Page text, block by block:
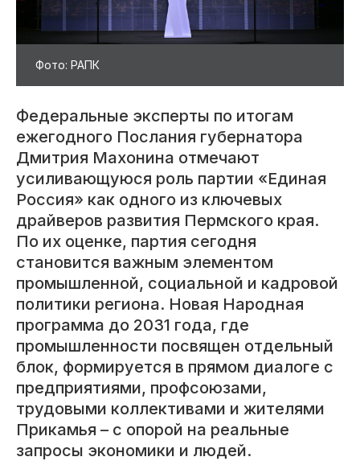
Фото: РАПК
Федеральные эксперты по итогам
ежегодного Послания губернатора
Дмитрия Махонина отмечают
усиливающуюся роль партии «Единая
Россия» как одного из ключевых
драйверов развития Пермского края.
По их оценке, партия сегодня
становится важным элементом
промышленной, социальной и кадровой
политики региона. Новая Народная
программа до 2031 года, где
промышленности посвящен отдельный
блок, формируется в прямом диалоге с
предприятиями, профсоюзами,
трудовыми коллективами и жителями
Прикамья – с опорой на реальные
запросы экономики и людей.